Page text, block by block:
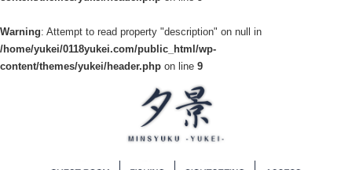
Warning: Attempt to read property "description" on null in
/home/yukei/0118yukei.com/public_html/wp-
content/themes/yukei/header.php on line 9